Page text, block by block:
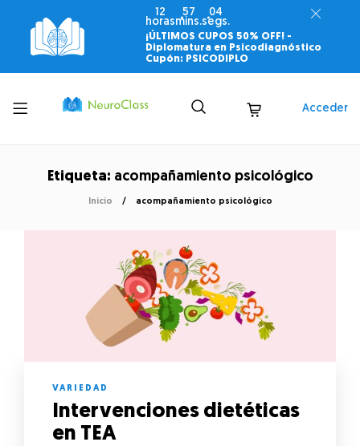
12
horas
57
mins.
04
segs.
¡ÚLTIMOS CUPOS 50% OFF! -
Diplomatura en Psicodiagnóstico
Cupón: PSICODIPLO
Toggle
menu
Acceder
Etiqueta: acompañamiento psicológico
Inicio acompañamiento psicológico
VARIEDAD
Intervenciones dietéticas
en TEA